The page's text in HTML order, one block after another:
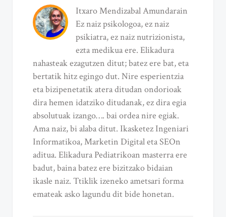
Itxaro Mendizabal Amundarain
Ez naiz psikologoa, ez naiz
psikiatra, ez naiz nutrizionista,
ezta medikua ere. Elikadura
nahasteak ezagutzen ditut; batez ere bat, eta
bertatik hitz egingo dut. Nire esperientzia
eta bizipenetatik atera ditudan ondorioak
dira hemen idatziko ditudanak, ez dira egia
absolutuak izango…. bai ordea nire egiak.
Ama naiz, bi alaba ditut. Ikasketez Ingeniari
Informatikoa, Marketin Digital eta SEOn
aditua. Elikadura Pediatrikoan masterra ere
badut, baina batez ere bizitzako bidaian
ikasle naiz. Ttiklik izeneko ametsari forma
emateak asko lagundu dit bide honetan.